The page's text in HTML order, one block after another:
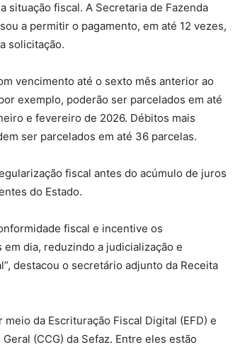
situação fiscal. A Secretaria de Fazenda
a permitir o pagamento, em até 12 vezes,
solicitação.
vencimento até o sexto mês anterior ao
exemplo, poderão ser parcelados em até
e fevereiro de 2026. Débitos mais
ser parcelados em até 36 parcelas.
fiscal antes do acúmulo de juros
do Estado.
fiscal e incentive os
dia, reduzindo a judicialização e
destacou o secretário adjunto da Receita
da Escrituração Fiscal Digital (EFD) e
(CCG) da Sefaz. Entre eles estão